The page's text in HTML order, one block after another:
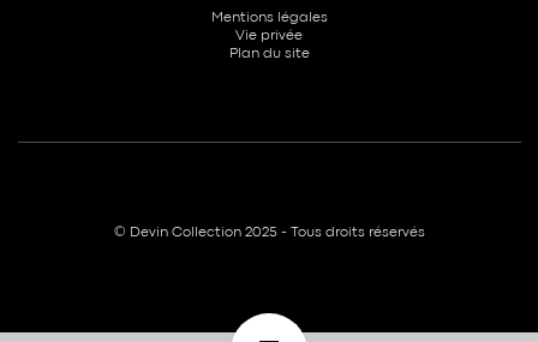
© Devin Collection 2025 - Tous droits réservés
Mentions légales
Vie privée
Plan du site